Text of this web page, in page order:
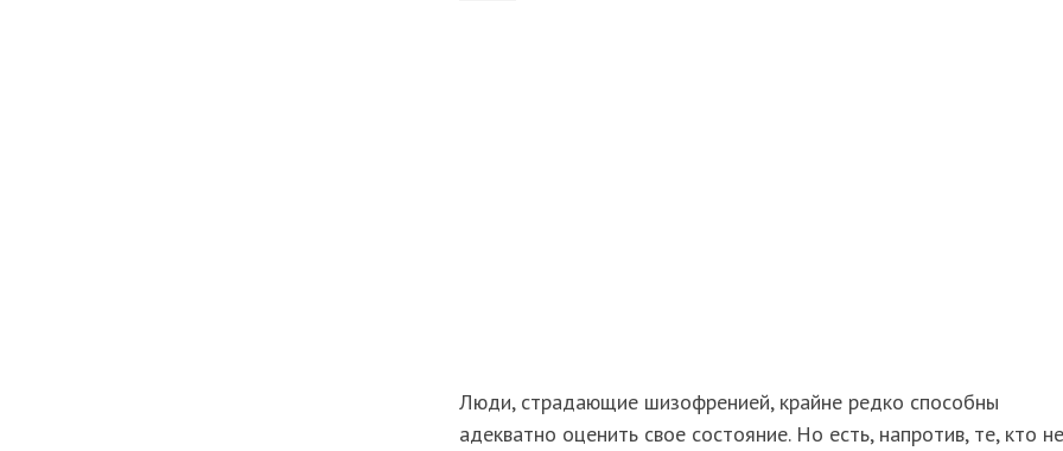
Люди, страдающие шизофренией, крайне редко способны
адекватно оценить свое состояние. Но есть, напротив, те, кто не